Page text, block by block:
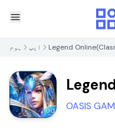
ہوم ایپ Legend
OASIS